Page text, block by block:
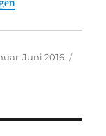
Juni 2016